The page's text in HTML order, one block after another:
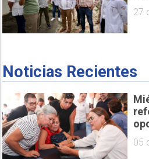
27
Noticias Recientes
05